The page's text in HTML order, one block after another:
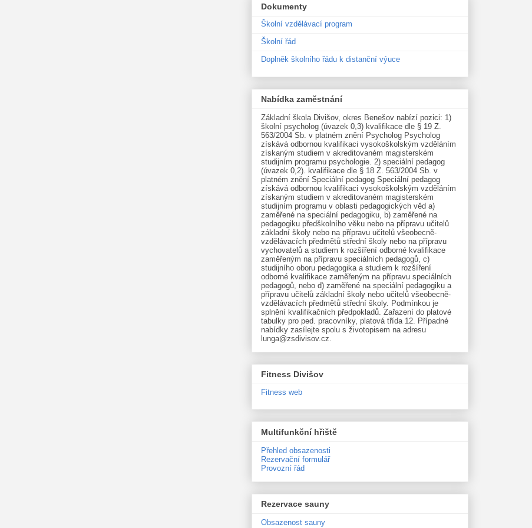
Dokumenty
Školní vzdělávací program
Školní řád
Doplněk školního řádu k distanční výuce
Nabídka zaměstnání
Základní škola Divišov, okres Benešov nabízí pozici: 1)
školní psycholog (úvazek 0,3) kvalifikace dle § 19 Z.
563/2004 Sb. v platném znění Psycholog Psycholog
získává odbornou kvalifikaci vysokoškolským vzděláním
získaným studiem v akreditovaném magisterském
studijním programu psychologie. 2) speciální pedagog
(úvazek 0,2). kvalifikace dle § 18 Z. 563/2004 Sb. v
platném znění Speciální pedagog Speciální pedagog
získává odbornou kvalifikaci vysokoškolským vzděláním
získaným studiem v akreditovaném magisterském
studijním programu v oblasti pedagogických věd a)
zaměřené na speciální pedagogiku, b) zaměřené na
pedagogiku předškolního věku nebo na přípravu učitelů
základní školy nebo na přípravu učitelů všeobecně-
vzdělávacích předmětů střední školy nebo na přípravu
vychovatelů a studiem k rozšíření odborné kvalifikace
zaměřeným na přípravu speciálních pedagogů, c)
studijního oboru pedagogika a studiem k rozšíření
odborné kvalifikace zaměřeným na přípravu speciálních
pedagogů, nebo d) zaměřené na speciální pedagogiku a
přípravu učitelů základní školy nebo učitelů všeobecně-
vzdělávacích předmětů střední školy. Podmínkou je
splnění kvalifikačních předpokladů. Zařazení do platové
tabulky pro ped. pracovníky, platová třída 12. Případné
nabídky zasílejte spolu s životopisem na adresu
lunga@zsdivisov.cz.
Fitness Divišov
Fitness web
Multifunkční hřiště
Přehled obsazenosti
Rezervační formulář
Provozní řád
Rezervace sauny
Obsazenost sauny